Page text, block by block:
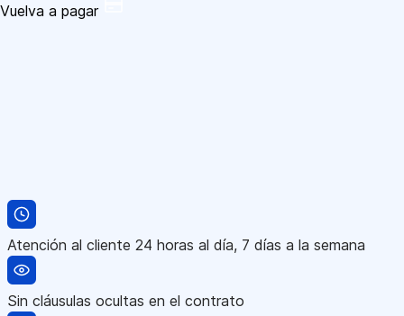
Vuelva a pagar
Atención al cliente 24 horas al día, 7 días a la semana
Sin cláusulas ocultas en el contrato